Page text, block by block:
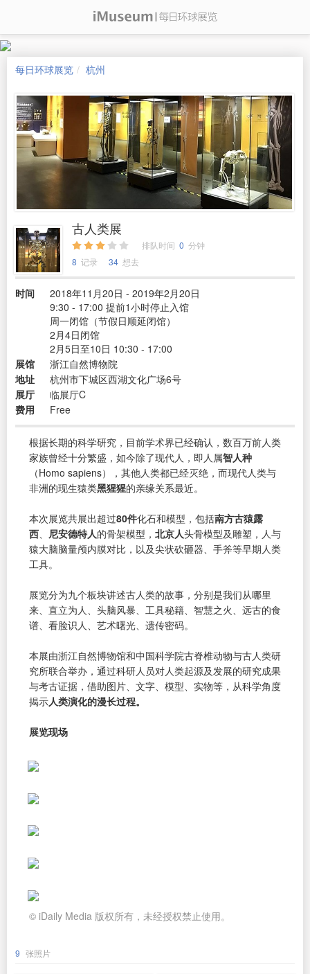
每日环球展览 杭州
古人类展
排队时间 0 分钟
8 记录 34 想去
时间
2018年11月20日 - 2019年2月20日
9:30 - 17:00 提前1小时停止入馆
周一闭馆（节假日顺延闭馆）
2月4日闭馆
2月5日至10日 10:30 - 17:00
展馆
浙江自然博物院
地址
杭州市下城区西湖文化广场6号
展厅
临展厅C
费用
Free
根据长期的科学研究，目前学术界已经确认，数百万前人类
家族曾经十分繁盛，如今除了现代人，即人属智人种
（Homo sapiens），其他人类都已经灭绝，而现代人类与
非洲的现生猿类黑猩猩的亲缘关系最近。
本次展览共展出超过80件化石和模型，包括南方古猿露
西
尼安德特人的骨架模型， 北京人头骨模型及雕塑，人与
猿大脑脑量颅内膜对比，以及尖状砍砸器、手斧等早期人类
工具。
展览分为九个板块讲述古人类的故事，分别是我们从哪里
来、直立为人、头脑风暴、工具秘籍、智慧之火、远古的食
谱、看脸识人、艺术曙光、遗传密码。
本展由浙江自然博物馆和中国科学院古脊椎动物与古人类研
究所联合举办，通过科研人员对人类起源及发展的研究成果
与考古证据，借助图片、文字、模型、实物等，从科学角度
揭示人类演化的漫长过程。
展览现场
© iDaily Media 版权所有，未经授权禁止使用。
9 张照片